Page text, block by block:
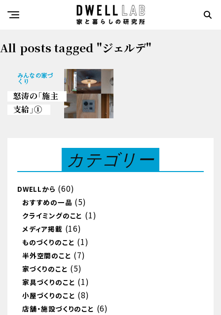
All posts tagged "ジェルデ"
みんなの家づ
くり
怒涛の「施主
支給」①
カテゴリー
DWELLから (60)
おすすめの一品 (5)
クライミングのこと (1)
メディア掲載 (16)
ものづくりのこと (1)
半外空間のこと (7)
家づくりのこと (5)
家具づくりのこと (1)
小屋づくりのこと (8)
店舗・施設づくりのこと (6)